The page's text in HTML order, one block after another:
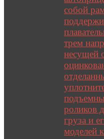
собой
трем
несущей
роликов
груза и
моделей